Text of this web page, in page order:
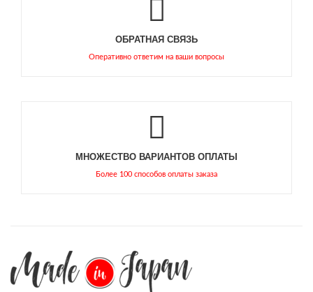
ОБРАТНАЯ СВЯЗЬ
Оперативно ответим на ваши вопросы
МНОЖЕСТВО ВАРИАНТОВ ОПЛАТЫ
Более 100 способов оплаты заказа